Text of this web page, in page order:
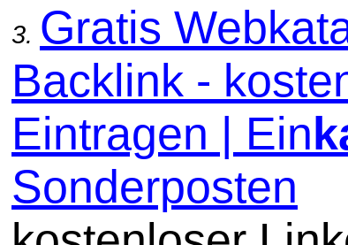
3. Gratis
Backlink -
Eintragen | Ein
Sonderposten